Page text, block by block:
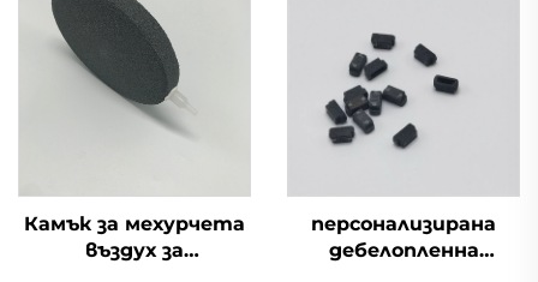
Камък за мехурчета
въздух за
персонализирана
дебелопленна